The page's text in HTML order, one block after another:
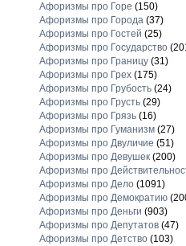
Афоризмы про Горе (150)
Афоризмы про Города(37)
Афоризмы про Гостей (25)
Афоризмы про Государство
Афоризмы про Границу(31)
Афоризмы про Грех(175)
Афоризмы про Грубость(24)
Афоризмы про Грусть(29)
Афоризмы про Грязь(16)
Афоризмы про Гуманизм(27)
Афоризмы про Двуличие (51)
Афоризмы про Девушек(200)
Афоризмы про
Афоризмы про Дело(1091)
Афоризмы про Демократию
Афоризмы про Деньги (903)
Афоризмы про Депутатов(47)
Афоризмы про Детство(103)